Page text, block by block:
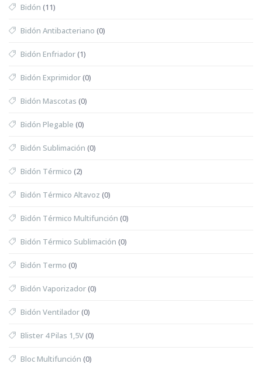
Bidón (11)
Bidón Antibacteriano (0)
Bidón Enfriador(1)
Bidón Exprimidor(0)
Bidón Mascotas (0)
Bidón Plegable (0)
Bidón Sublimación (0)
Bidón Térmico (2)
Bidón Térmico Altavoz (0)
Bidón Térmico Multifunción (0)
Bidón Térmico Sublimación (0)
Bidón Termo (0)
Bidón Vaporizador(0)
Bidón Ventilador(0)
Blister 4 Pilas 1,5V(0)
Bloc Multifunción (0)